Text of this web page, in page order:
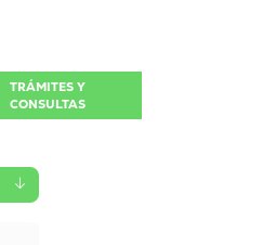
TRÁMITES Y
CONSULTAS